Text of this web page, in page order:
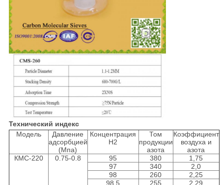
Технический индекс
Модель
Давление
адсорбцией
(Мпа)
Концентрация
Н2
Том
продукции
азота
Коэффициент
воздуха и
азота
КМС-220
0.75-0.8 95 380
1,75
97
340
2,0
98
260
2,25
98,5
255 2,29